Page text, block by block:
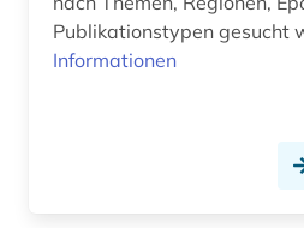
Publikationstypen gesucht
Informationen